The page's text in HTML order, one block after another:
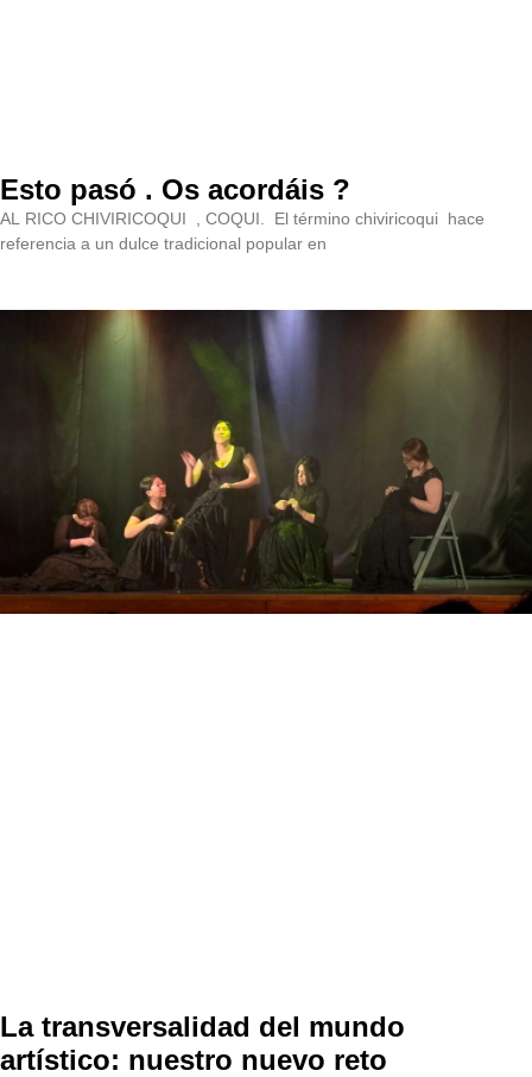
Esto pasó . Os acordáis ?
AL RICO CHIVIRICOQUI , COQUI. El término chiviricoqui hace
referencia a un dulce tradicional popular en
La transversalidad del mundo
artístico: nuestro nuevo reto